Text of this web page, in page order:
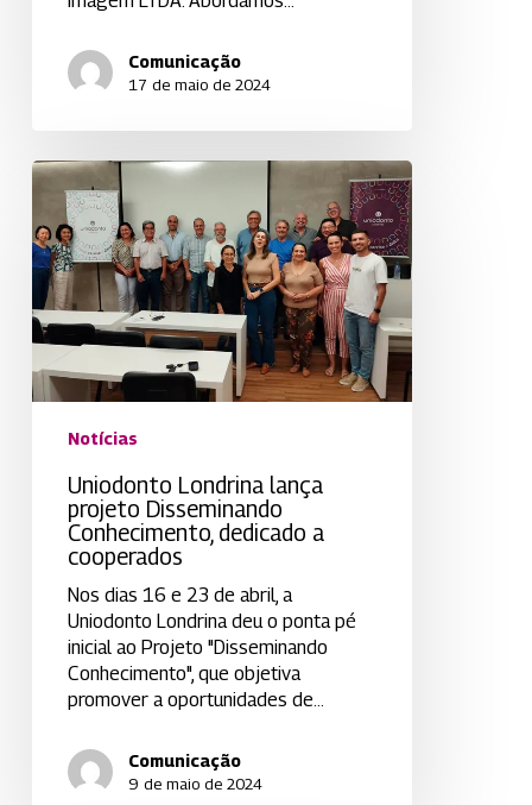
Comunicação
17 de maio de 2024
Uniodonto
Londrina
lança
projeto
Disseminando
Conhecimento,
dedicado
cooperados
Notícias
Uniodonto Londrina lança
projeto Disseminando
Conhecimento, dedicado a
cooperados
Nos dias 16 e 23 de abril, a
Uniodonto Londrina deu o ponta pé
inicial ao Projeto "Disseminando
Conhecimento", que objetiva
promover a oportunidades de…
Comunicação
9 de maio de 2024